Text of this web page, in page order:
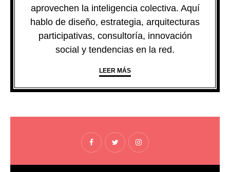
aprovechen la inteligencia colectiva. Aquí
hablo de diseño, estrategia, arquitecturas
participativas, consultoría, innovación
social y tendencias en la red.
LEER MÁS